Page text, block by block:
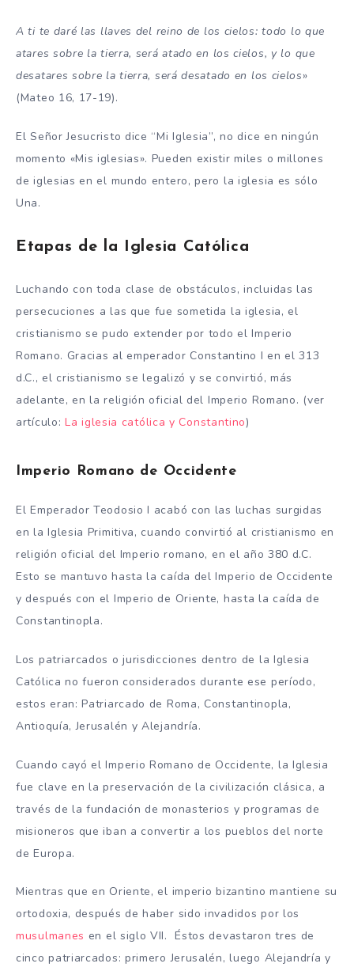
A ti te daré las llaves del reino de los cielos: todo lo que
atares sobre la tierra, será atado en los cielos, y lo que
desatares sobre la tierra, será desatado en los cielos»
(Mateo 16, 17-19).
El Señor Jesucristo dice “Mi Iglesia”, no dice en ningún
momento «Mis iglesias». Pueden existir miles o millones
de iglesias en el mundo entero, pero la iglesia es sólo
Una.
Etapas de la Iglesia Católica
Luchando con toda clase de obstáculos, incluidas las
persecuciones a las que fue sometida la iglesia, el
cristianismo se pudo extender por todo el Imperio
Romano. Gracias al emperador Constantino I en el 313
d.C., el cristianismo se legalizó y se convirtió, más
adelante, en la religión oficial del Imperio Romano. (ver
artículo:La iglesia católica y Constantino)
Imperio Romano de Occidente
El Emperador Teodosio I acabó con las luchas surgidas
en la Iglesia Primitiva, cuando convirtió al cristianismo en
religión oficial del Imperio romano, en el año 380 d.C.
Esto se mantuvo hasta la caída del Imperio de Occidente
y después con el Imperio de Oriente, hasta la caída de
Constantinopla.
Los patriarcados o jurisdicciones dentro de la Iglesia
Católica no fueron considerados durante ese período,
estos eran: Patriarcado de Roma, Constantinopla,
Antioquía, Jerusalén y Alejandría.
Cuando cayó el Imperio Romano de Occidente, la Iglesia
fue clave en la preservación de la civilización clásica, a
través de la fundación de monasterios y programas de
misioneros que iban a convertir a los pueblos del norte
de Europa.
Mientras que en Oriente, el imperio bizantino mantiene su
ortodoxia, después de haber sido invadidos por los
musulmanes en el siglo VII. Éstos devastaron tres de
cinco patriarcados: primero Jerusalén, luego Alejandría y